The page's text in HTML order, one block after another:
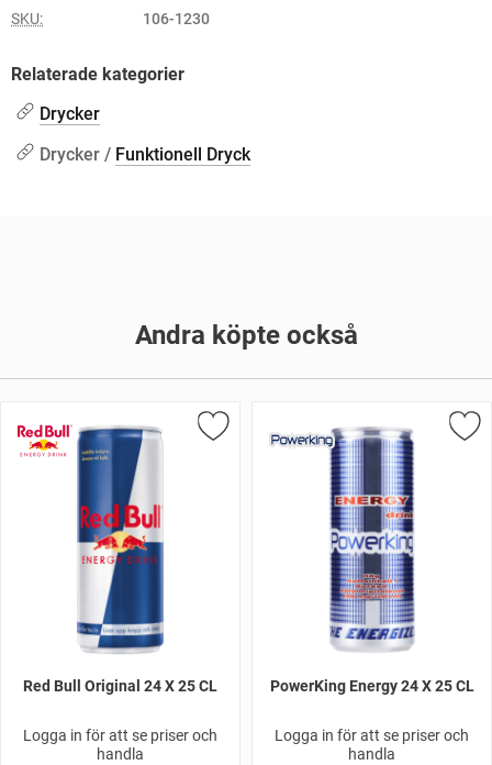
SKU: 106-1230
Relaterade kategorier
Drycker
Drycker / Funktionell Dryck
Andra köpte också
Red Bull Original 24 X 25 CL
Logga in för att se priser och
handla
PowerKing Energy 24 X 25 CL
Logga in för att se priser och
handla